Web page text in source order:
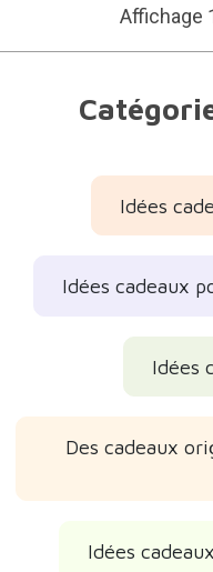
Affichage
Idées
Idées cadeaux
Idées
Des cadeaux
Idées